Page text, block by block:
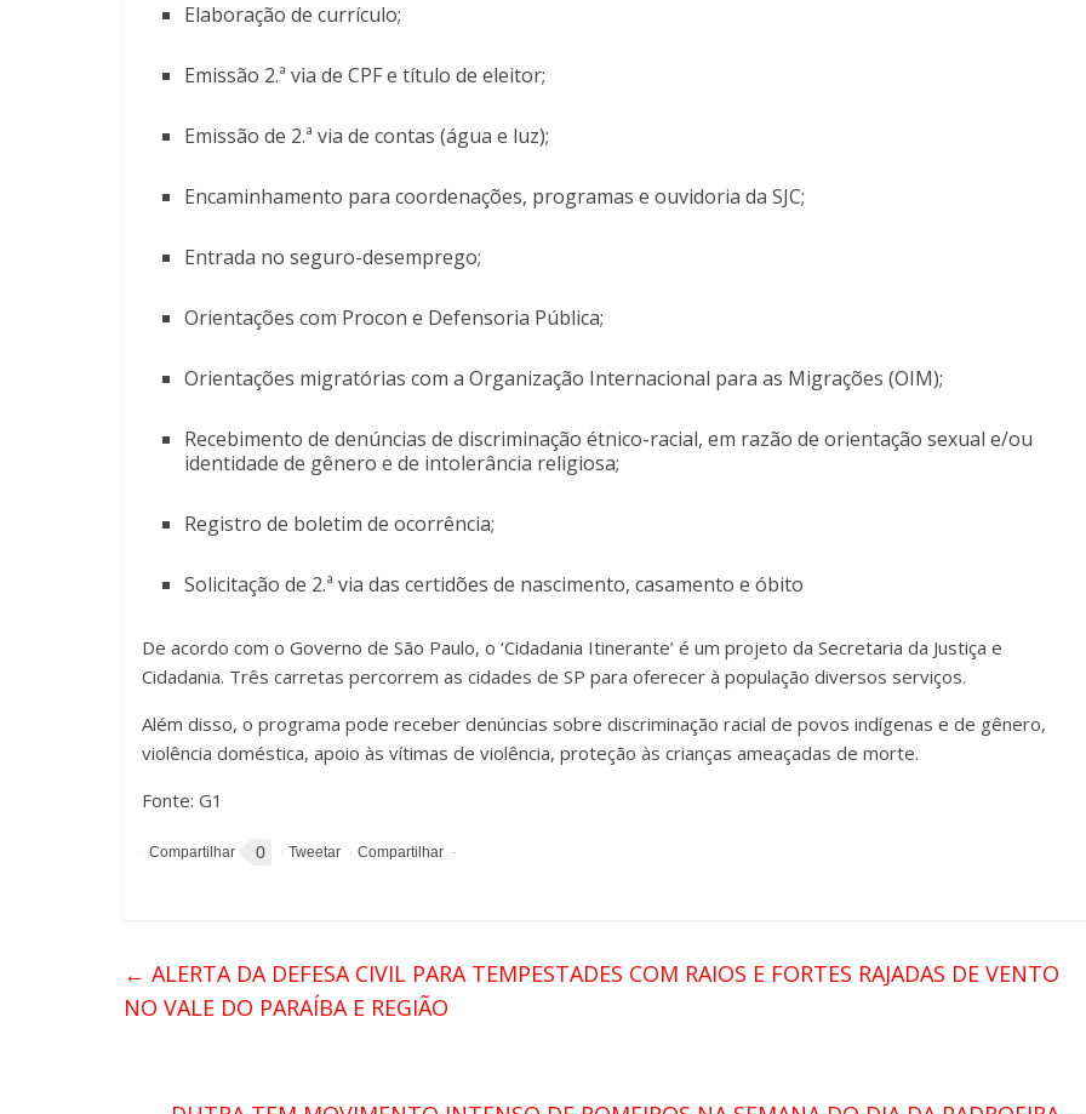
Elaboração de currículo;
Emissão 2.ª via de CPF e título de eleitor;
Emissão de 2.ª via de contas (água e luz);
Encaminhamento para coordenações, programas e ouvidoria da SJC;
Entrada no seguro-desemprego;
Orientações com Procon e Defensoria Pública;
Orientações migratórias com a Organização Internacional para as Migrações (OIM);
Recebimento de denúncias de discriminação étnico-racial, em razão de orientação sexual e/ou
identidade de gênero e de intolerância religiosa;
Registro de boletim de ocorrência;
Solicitação de 2.ª via das certidões de nascimento, casamento e óbito
De acordo com o Governo de São Paulo, o ‘Cidadania Itinerante’ é um projeto da Secretaria da Justiça e
Cidadania. Três carretas percorrem as cidades de SP para oferecer à população diversos serviços.
Além disso, o programa pode receber denúncias sobre discriminação racial de povos indígenas e de gênero,
violência doméstica, apoio às vítimas de violência, proteção às crianças ameaçadas de morte.
Fonte: G1
0
← ALERTA DA DEFESA CIVIL PARA TEMPESTADES COM RAIOS E FORTES RAJADAS DE VENTO
NO VALE DO PARAÍBA E REGIÃO